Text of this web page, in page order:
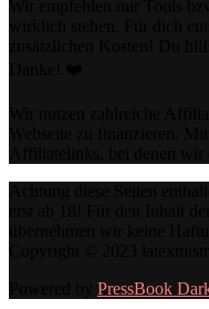
PressBook